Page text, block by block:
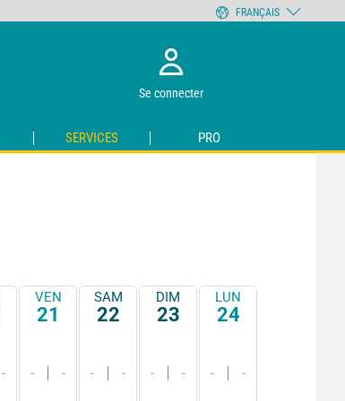
Se connecter
SERVICES PRO
-
VEN
21
- -
SAM
22
- -
DIM
23
- -
LUN
24
- -
FRANÇAIS